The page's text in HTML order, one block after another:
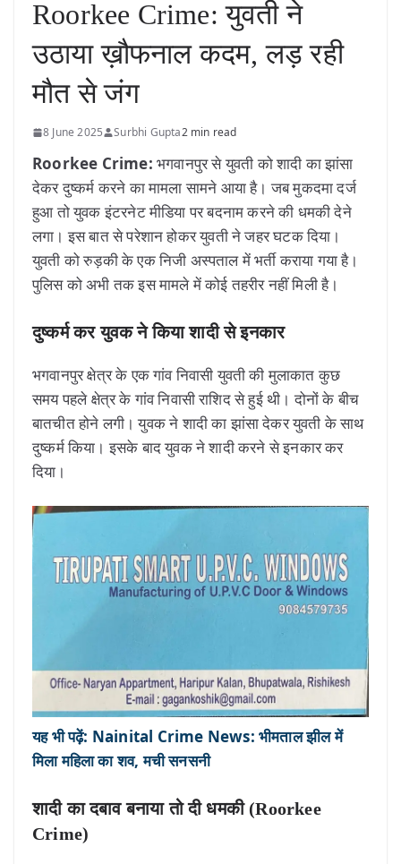
Roorkee Crime: युवती ने
उठाया ख़ौफनाल कदम, लड़ रही
मौत से जंग
8 June 2025 Surbhi Gupta2 min read
Roorkee Crime: भगवानपुर से युवती को शादी का झांसा
देकर दुष्कर्म करने का मामला सामने आया है। जब मुकदमा दर्ज
हुआ तो युवक इंटरनेट मीडिया पर बदनाम करने की धमकी देने
लगा। इस बात से परेशान होकर युवती ने जहर घटक दिया।
युवती को रुड़की के एक निजी अस्पताल में भर्ती कराया गया है।
पुलिस को अभी तक इस मामले में कोई तहरीर नहीं मिली है।
दुष्कर्म कर युवक ने किया शादी से इनकार
भगवानपुर क्षेत्र के एक गांव निवासी युवती की मुलाकात कुछ
समय पहले क्षेत्र के गांव निवासी राशिद से हुई थी। दोनों के बीच
बातचीत होने लगी। युवक ने शादी का झांसा देकर युवती के साथ
दुष्कर्म किया। इसके बाद युवक ने शादी करने से इनकार कर
दिया।
यह भी पढ़ें: Nainital Crime News: भीमताल झील में
मिला महिला का शव, मची सनसनी
शादी का दबाव बनाया तो दी धमकी (Roorkee
Crime)